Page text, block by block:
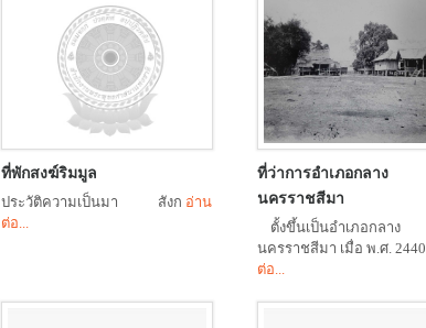
ที่พักสงฆ์ริมมูล
ประวัติความเป็นมา สังก อ่าน
ต่อ...
ที่ว่าการอำเภอกลาง
นครราชสีมา
ตั้งขึ้นเป็นอำเภอกลาง
นครราชสีมา เมื่อ พ.ศ. 2440
ต่อ...